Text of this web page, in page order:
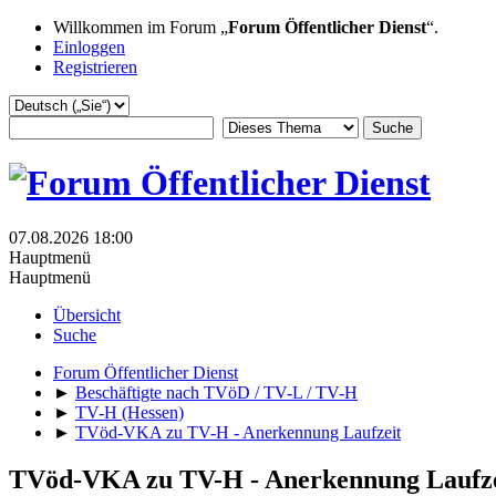
Willkommen im Forum „Forum Öffentlicher Dienst“.
Einloggen
Registrieren
07.08.2026 18:00
Hauptmenü
Hauptmenü
Übersicht
Suche
Forum Öffentlicher Dienst
► Beschäftigte nach TVöD / TV-L / TV-H
► TV-H (Hessen)
► TVöd-VKA zu TV-H - Anerkennung Laufzeit
TVöd-VKA zu TV-H - Anerkennung